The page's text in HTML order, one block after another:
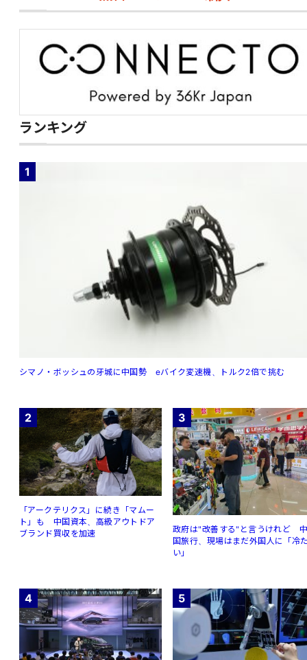
ランキング
1
シマノ・ボッシュの牙城に中国勢 eバイク変速機、トルク2倍で挑む
2
「アークテリクス」に続き「マムー
ト」も 中国資本、高級アウトドア
ブランド買収を加速
3
政府は"改善する"と言うけれど
国旅行、現場はまだ外国人に「冷
い」
4 5